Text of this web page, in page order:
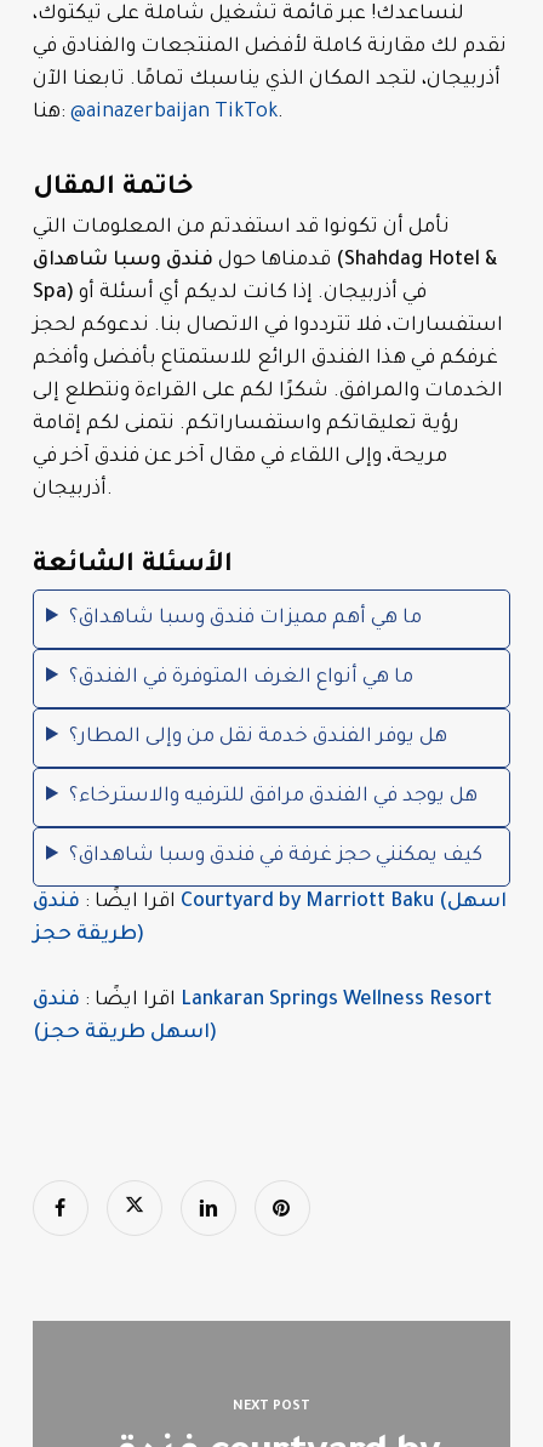
لنساعدك! عبر قائمة تشغيل شاملة على تيكتوك،
نقدم لك مقارنة كاملة لأفضل المنتجعات والفنادق في
أذربيجان، لتجد المكان الذي يناسبك تمامًا. تابعنا الآن
هنا: @ainazerbaijan TikTok.
خاتمة المقال
نأمل أن تكونوا قد استفدتم من المعلومات التي
قدمناها حول فندق وسبا شاهداق (Shahdag Hotel &
Spa)
استفسارات، فلا تترددوا في الاتصال بنا. ندعوكم لحجز
غرفكم في هذا الفندق الرائع للاستمتاع بأفضل وأفخم
الخدمات والمرافق. شكرًا لكم على القراءة ونتطلع إلى
رؤية تعليقاتكم واستفساراتكم. نتمنى لكم إقامة
مريحة، وإلى اللقاء في مقال آخر عن فندق آخر في
أذربيجان.
الأسئلة الشائعة
ما هي أهم مميزات فندق وسبا شاهداق؟
ما هي أنواع الغرف المتوفرة في الفندق؟
هل يوفر الفندق خدمة نقل من وإلى المطار؟
هل يوجد في الفندق مرافق للترفيه والاسترخاء؟
كيف يمكنني حجز غرفة في فندق وسبا شاهداق؟
اقرا ايضًا : فندق Courtyard by Marriott Baku (اسهل
طريقة حجز)
اقرا ايضًا : فندق Lankaran Springs Wellness Resort
(اسهل طريقة حجز)
NEXT POST